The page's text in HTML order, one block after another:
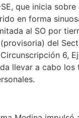
que inicia sobre
en forma
al SO por
del
6,
llevar a cabo los